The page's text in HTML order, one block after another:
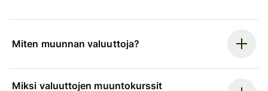
Miten muunnan valuuttoja?
Miksi valuuttojen muuntokurssit